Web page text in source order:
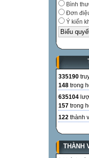
Bình
Đơn
Ý kiến
335190
148 trong
635104
157 trong
122 thành
THÀNH